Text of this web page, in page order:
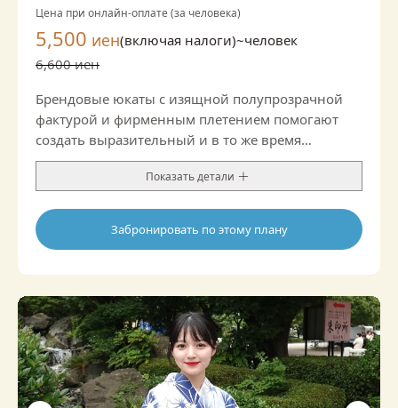
Цена при онлайн-оплате (за человека)
5,500 иен(включая налоги)~человек
6,600 иен
Брендовые юкаты с изящной полупрозрачной
фактурой и фирменным плетением помогают
создать выразительный и в то же время
благородный образ. Подойдут не только для
прогулки, но и для мероприятий, где хочется
Показать детали
Забронировать по этому плану